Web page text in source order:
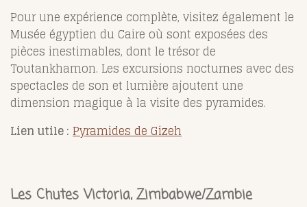
Pour une expérience complète, visitez également le
Musée égyptien du Caire où sont exposées des
pièces inestimables, dont le trésor de
Toutankhamon. Les excursions nocturnes avec des
spectacles de son et lumière ajoutent une
dimension magique à la visite des pyramides.
Lien utile : Pyramides de Gizeh
Les Chutes Victoria, Zimbabwe/Zambie